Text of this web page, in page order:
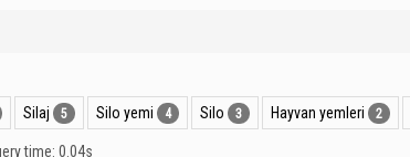
Silaj 5 Silo yemi 4 Silo 3 Hayvan yemleri 2
time: 0.04s